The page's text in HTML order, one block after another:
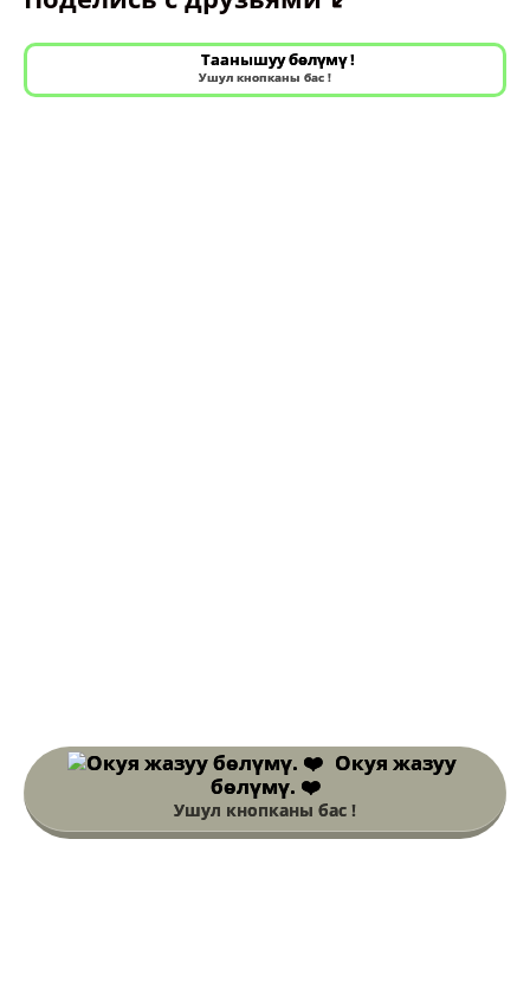
Таанышуу бөлүмү !
Ушул кнопканы бас !
Окуя жазуу
бөлүмү. ❤️
Ушул кнопканы бас !